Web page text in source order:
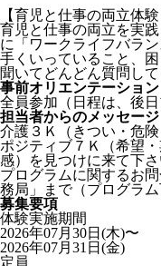
【育児と仕事の両立体験
育児と仕事の両立を実
に「ワークライフバラ
手くいっていること、
聞いてどんどん質問して
事前オリエンテーション
全員参加（日程は、後
担当者からのメッセージ
介護３Ｋ（きつい・危
ポジティブ７Ｋ（希望
感）を見つけに来て下さ
プログラムに関するお
務局」まで（プログラム
募集要項
体験実施期間
2026年07月30日(木)〜
2026年07月31日(金)
定員